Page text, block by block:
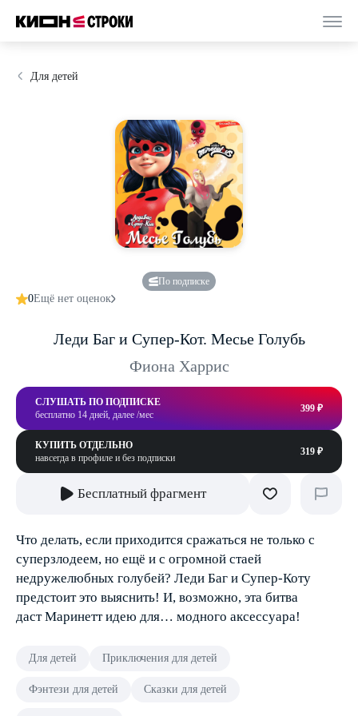
Для детей
По подписке
0Ещё нет оценок
Леди Баг и Супер-Кот. Месье Голубь
Фиона Харрис
СЛУШАТЬ ПО ПОДПИСКЕ
бесплатно 14 дней, далее /мес
399 ₽
КУПИТЬ ОТДЕЛЬНО
навсегда в профиле и без подписки
319 ₽
Бесплатный фрагмент
Что делать, если приходится сражаться не только с
суперзлодеем, но ещё и с огромной стаей
недружелюбных голубей? Леди Баг и Супер-Коту
предстоит это выяснить! И, возможно, эта битва
даст Маринетт идею для… модного аксессуара!
Для детей Приключения для детей
Фэнтези для детей Сказки для детей